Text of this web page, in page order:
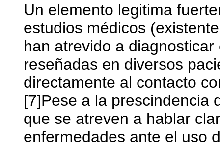
Un elemento legitima
estudios médicos
han atrevido a
reseñadas en diversos
directamente al contacto
[7]Pese a la prescindencia
que se atreven a hablar
enfermedades ante el uso